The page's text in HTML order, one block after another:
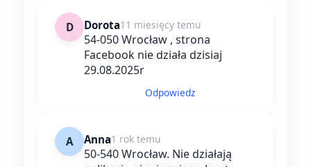
D Dorota11 miesięcy temu
54-050 Wrocław , strona
Facebook nie działa dzisiaj
29.08.2025r
Odpowiedz
A Anna1 rok temu
50-540 Wrocław. Nie działają